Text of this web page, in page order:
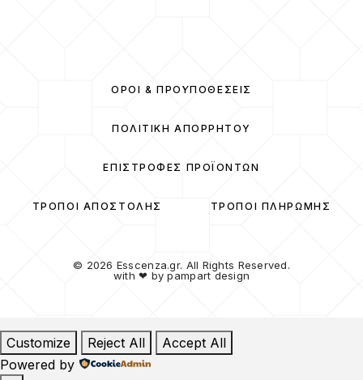
ΌΡΟΙ & ΠΡΟΫΠΟΘΈΣΕΙΣ
ΠΟΛΙΤΙΚΉ ΑΠΟΡΡΉΤΟΥ
ΕΠΙΣΤΡΟΦΈΣ ΠΡΟΪΌΝΤΩΝ
ΤΡΌΠΟΙ ΑΠΟΣΤΟΛΉΣ ΤΡΌΠΟΙ ΠΛΗΡΩΜΉΣ
© 2026 Esscenza.gr. All Rights Reserved.
with ❤ bypampart design
Customize Reject All
Accept All
Powered by